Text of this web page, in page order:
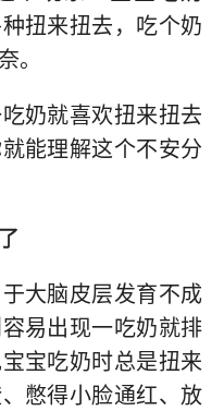
扭来扭去，吃个奶
。
奶就喜欢扭来扭去
能理解这个不安分
大脑皮层发育不成
易出现一吃奶就排
宝吃奶时总是扭来
憋得小脸通红、放